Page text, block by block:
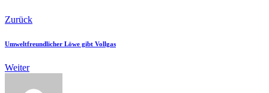
Zurück
Umweltfreundlicher Löwe gibt Vollgas
Weiter